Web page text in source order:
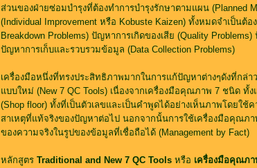
ส่วนของฝ่ายซ่อมบำรุงที่ต้องทำการบำรุงรักษาตามแผน (Planned
(Individual Improvement หรือ Kobuste Kaizen) ทั้งหมดจำเป็นต้
Breakdown Problems) ปัญหาการเกิดของเสีย (Quality
ปัญหาการเก็บและรวบรวมข้อมูล (Data Collection Problems)
เครื่องมือหนึ่งที่ทรงประสิทธิภาพมากในการแก้ปัญหาต่างๆดังที่กล่
แบบใหม่ (New 7 QC Tools) เนื่องจากเครื่องมือคุณภาพ 7 ชนิด
(Shop floor) ทั้งที่เป็นตัวเลขและเป็นคำพูดได้อย่างเห็นภาพโดยใ
สาเหตุที่แท้จริงของปัญหาต่อไป นอกจากนั้นการใช้เครื่องมือคุณภ
ของความจริงในรูปของข้อมูลที่เชื่อถือได้ (Management by Fact)
หลักสูตร Traditional and New 7 QC Toolsหรือ เครื่องมือคุณภ